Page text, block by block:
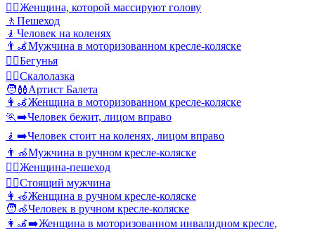
💆‍♀️Женщина, которой массируют голову
🚶 Пешеход
🧎 Человек на коленях
👨‍🦼Мужчина в моторизованном кресле-коляске
🏃‍♀️Бегунья
🧗‍♀️Скалолазка
🧑‍🩰Артист Балета
👩‍🦼Женщина в моторизованном кресле-коляске
🏃‍➡️Человек бежит, лицом вправо
🧎‍➡️Человек стоит на коленях, лицом вправо
👨‍🦽Мужчина в ручном кресле-коляске
🚶‍♀️Женщина‑пешеход
🧍‍♂️Стоящий мужчина
👩‍🦽Женщина в ручном кресле-коляске
🧑‍🦽Человек в ручном кресле-коляске
👩‍🦼‍➡️Женщина в моторизованном инвалидном кресле,